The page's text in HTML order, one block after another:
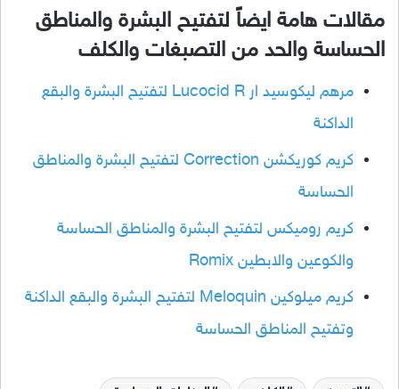
مقالات هامة ايضاً لتفتيح البشرة والمناطق
الحساسة والحد من التصبغات والكلف
مرهم ليكوسيد ار Lucocid R لتفتيح البشرة والبقع
الداكنة
كريم كوريكشن Correction لتفتيح البشرة والمناطق
الحساسة
كريم روميكس لتفتيح البشرة والمناطق الحساسة
والكوعين والابطين Romix
كريم ميلوكين Meloquin لتفتيح البشرة والبقع الداكنة
وتفتيح المناطق الحساسة